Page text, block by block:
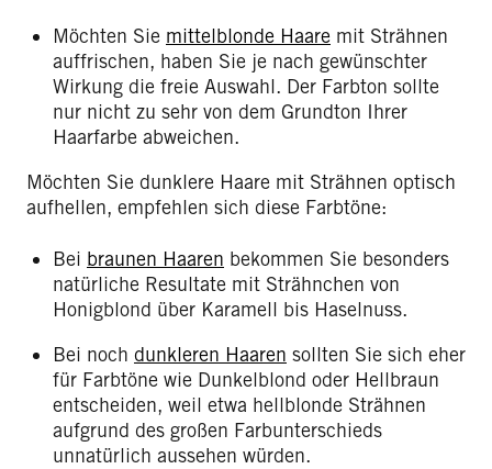
Möchten Sie mittelblonde Haare mit Strähnen
auffrischen, haben Sie je nach gewünschter
Wirkung die freie Auswahl. Der Farbton sollte
nur nicht zu sehr von dem Grundton Ihrer
Haarfarbe abweichen.
Möchten Sie dunklere Haare mit Strähnen optisch
aufhellen, empfehlen sich diese Farbtöne:
Bei braunen Haaren bekommen Sie besonders
natürliche Resultate mit Strähnchen von
Honigblond über Karamell bis Haselnuss.
Bei noch dunkleren Haaren sollten Sie sich eher
für Farbtöne wie Dunkelblond oder Hellbraun
entscheiden, weil etwa hellblonde Strähnen
aufgrund des großen Farbunterschieds
unnatürlich aussehen würden.